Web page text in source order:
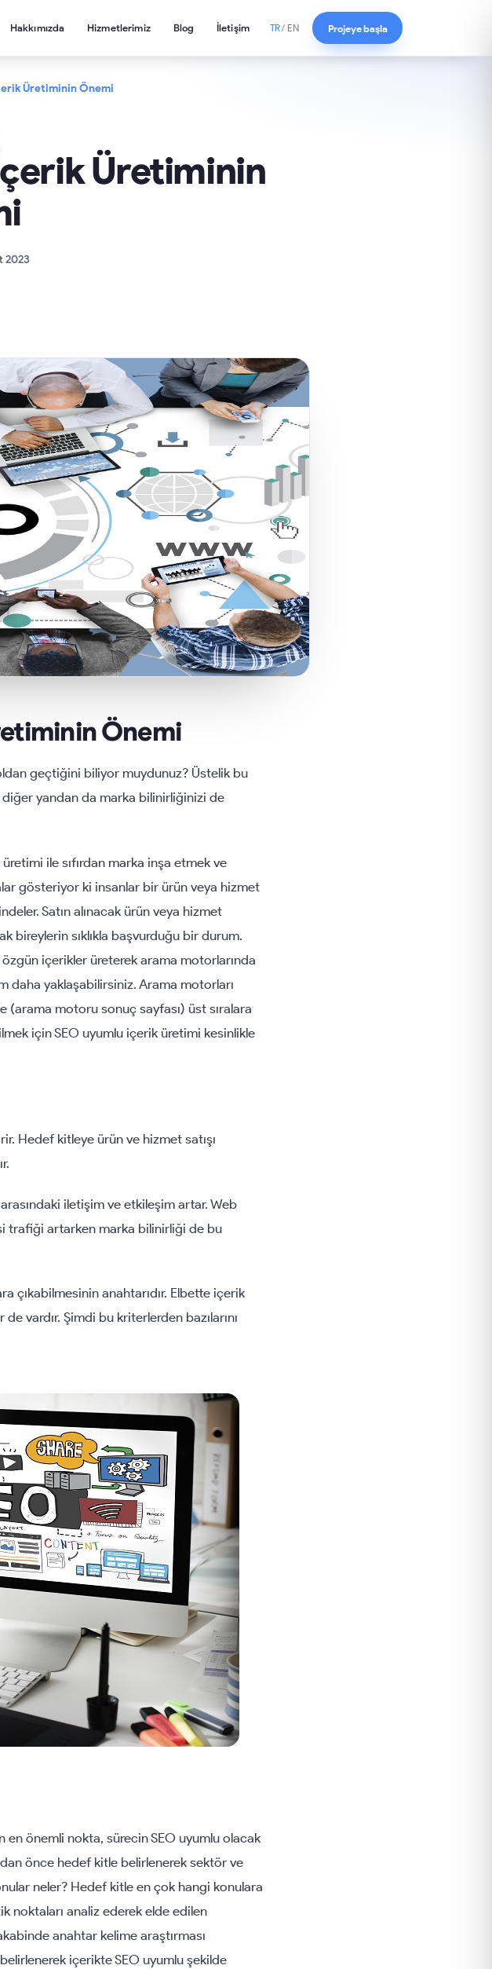
Hakkımızda Hizmetlerimiz Blog İletişim TR/ EN Projeye başla
Üretiminin Önemi
Üretiminin
2023
Önemi
geçtiğini biliyor muydunuz? Üstelik bu
diğer yandan da marka bilinirliğinizi de
ile sıfırdan marka inşa etmek ve
gösteriyor ki insanlar bir ürün veya hizmet
Satın alınacak ürün veya hizmet
bireylerin sıklıkla başvurduğu bir durum.
içerikler üreterek arama motorlarında
daha yaklaşabilirsiniz. Arama motorları
(arama motoru sonuç sayfası) üst sıralara
için SEO uyumlu içerik üretimi kesinlikle
Hedef kitleye ürün ve hizmet satışı
iletişim ve etkileşim artar. Web
trafiği artarken marka bilinirliği de bu
çıkabilmesinin anahtarıdır. Elbette içerik
vardır. Şimdi bu kriterlerden bazılarını
en önemli nokta, sürecin SEO uyumlu olacak
önce hedef kitle belirlenerek sektör ve
neler? Hedef kitle en çok hangi konulara
noktaları analiz ederek elde edilen
anahtar kelime araştırması
içerikte SEO uyumlu şekilde